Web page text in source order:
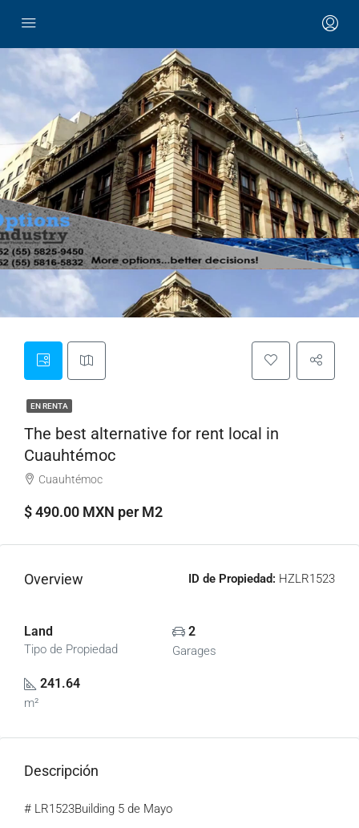
EN RENTA
The best alternative for rent local in
Cuauhtémoc
Cuauhtémoc
$ 490.00 MXN per M2
Overview ID de Propiedad: HZLR1523
Land
Tipo de Propiedad
2
Garages
241.64
m²
Descripción
# LR1523Building 5 de Mayo